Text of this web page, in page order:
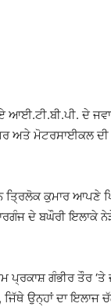
ਆਈ.ਟੀ.ਬੀ.ਪੀ. ਦੇ
ਅਤੇ ਮੋਟਰਸਾਈਕਲ ਦੀ
ਤ੍ਰਿਲੋਕ ਕੁਮਾਰ ਆਪਣੇ
ਦੇ ਬਘੌਰੀ ਇਲਾਕੇ
ਪ੍ਰਕਾਸ਼ ਗੰਭੀਰ ਤੌਰ ‘ਤੇ
ਉਨ੍ਹਾਂ ਦਾ ਇਲਾਜ